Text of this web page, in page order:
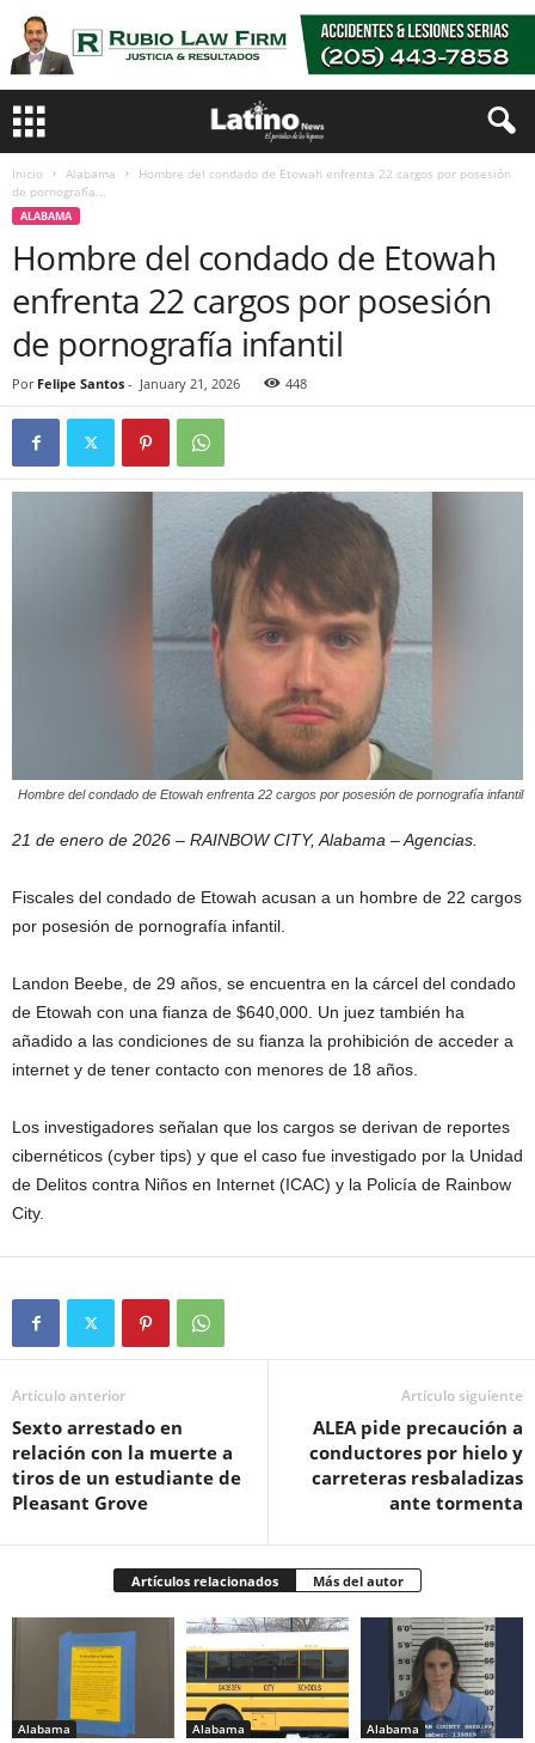
Inicio Alabama
Hombre del condado de Etowah enfrenta 22 cargos por posesión
de pornografía...
ALABAMA
Hombre del condado de Etowah
enfrenta 22 cargos por posesión
de pornografía infantil
Por Felipe Santos - January 21, 2026 448
Hombre del condado de Etowah enfrenta 22 cargos por posesión de pornografía infantil
21 de enero de 2026 – RAINBOW CITY, Alabama – Agencias.
Fiscales del condado de Etowah acusan a un hombre de 22 cargos
por posesión de pornografía infantil.
Landon Beebe, de 29 años, se encuentra en la cárcel del condado
de Etowah con una fianza de $640,000. Un juez también ha
añadido a las condiciones de su fianza la prohibición de acceder a
internet y de tener contacto con menores de 18 años.
Los investigadores señalan que los cargos se derivan de reportes
cibernéticos (cyber tips) y que el caso fue investigado por la Unidad
de Delitos contra Niños en Internet (ICAC) y la Policía de Rainbow
City.
Artículo anterior
Sexto arrestado en
relación con la muerte a
tiros de un estudiante de
Pleasant Grove
Artículo siguiente
ALEA pide precaución a
conductores por hielo y
carreteras resbaladizas
ante tormenta
Artículos relacionados Más del autor
Alabama Alabama Alabama